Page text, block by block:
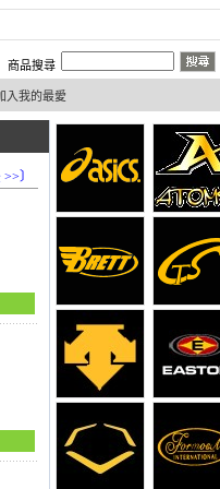
商品搜尋
入我的最愛
〕